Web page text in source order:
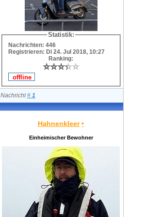
Statistik:
Nachrichten: 446
Registrieren: Di 24. Jul 2018, 10:27
Ranking:
⭐⭐⭐⭐⭐
⭐⭐⭐⭐⭐
Nachricht# 1
Hahnenkleer •
Einheimischer Bewohner